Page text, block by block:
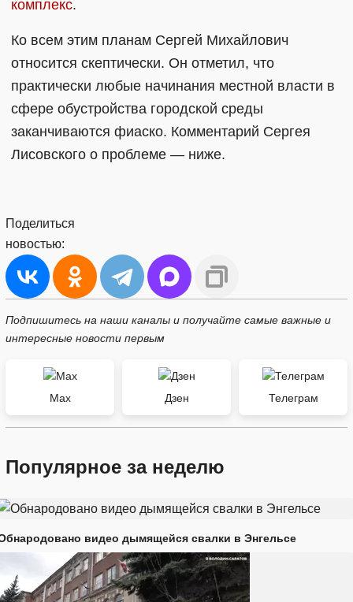
комплекс.
Ко всем этим планам Сергей Михайлович
относится скептически. Он отметил, что
практически любые начинания местной власти в
сфере обустройства городской среды
заканчиваются фиаско. Комментарий Сергея
Лисовского о проблеме — ниже.
Поделиться
новостью:
Подпишитесь на наши каналы и получайте самые важные и
интересные новости первым
Max Дзен Телеграм
Популярное за неделю
видео дымящейся свалки в Энгельсе